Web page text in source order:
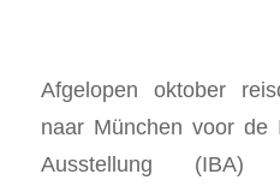
Afgelopen oktober
naar München voor de
Ausstellung